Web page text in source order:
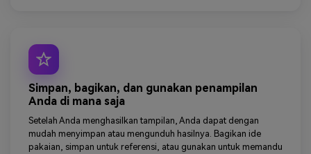
Simpan, bagikan, dan gunakan penampilan
Anda di mana saja
Setelah Anda menghasilkan tampilan, Anda dapat dengan
mudah menyimpan atau mengunduh hasilnya. Bagikan ide
pakaian, simpan untuk referensi, atau gunakan untuk memandu